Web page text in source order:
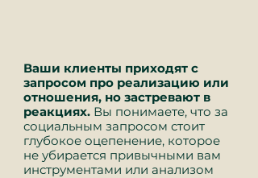
Ваши клиенты приходят с
запросом про реализацию или
отношения, но застревают в
реакциях. Вы понимаете, что за
социальным запросом стоит
глубокое оцепенение, которое
не убирается привычными вам
инструментами или анализом